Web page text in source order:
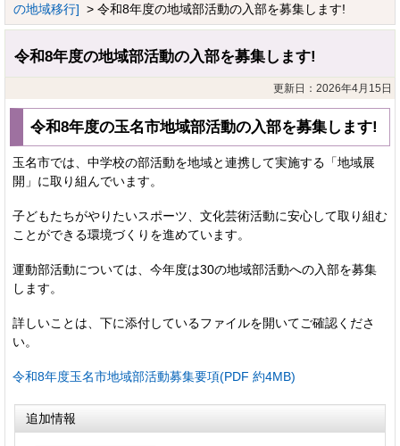
の地域移行] > 令和8年度の地域部活動の入部を募集します!
令和8年度の地域部活動の入部を募集します!
更新日：2026年4月15日
令和8年度の玉名市地域部活動の入部を募集します!
玉名市では、中学校の部活動を地域と連携して実施する「地域展
開」に取り組んでいます。
子どもたちがやりたいスポーツ、文化芸術活動に安心して取り組む
ことができる環境づくりを進めています。
運動部活動については、今年度は30の地域部活動への入部を募集
します。
詳しいことは、下に添付しているファイルを開いてご確認くださ
い。
令和8年度玉名市地域部活動募集要項(PDF 約4MB)
追加情報